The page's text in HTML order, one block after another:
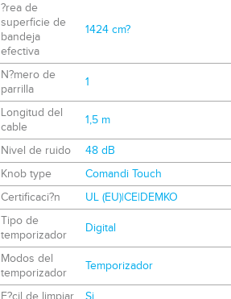
?rea de
superficie de
bandeja
efectiva
1424 cm?
N?mero de
parrilla
1
Longitud del
cable
1,5 m
Nivel de ruido
48 dB
Knob type
Comandi Touch
Certificaci?n
UL (EU)|CE|DEMKO
Tipo de
temporizador
Digital
Modos del
temporizador
Temporizador
F?cil de limpiar Si